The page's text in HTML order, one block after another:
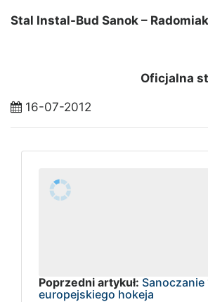
Stal Instal-Bud Sanok –
Oficjalna
16-07-2012
Poprzedni artykuł: Sanoczanie
europejskiego hokeja